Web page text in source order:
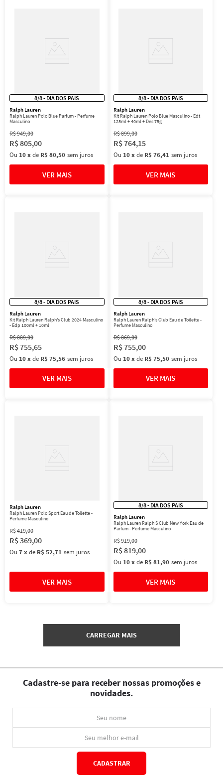
8/8 - DIA DOS PAIS
Ralph Lauren
Ralph Lauren Polo Blue Parfum - Perfume
Masculino
R$949,00
R$805,00
Ou 10xde R$ 80,50 sem juros
8/8 - DIA DOS PAIS
Ralph Lauren
Kit Ralph Lauren Polo Blue Masculino - Edt
125ml + 40ml + Des 75g
R$899,00
R$764,15
Ou 10 xde R$ 76,41 sem juros
8/8 - DIA DOS PAIS
Ralph Lauren
Kit Ralph Lauren Ralph's Club 2024 Masculino
- Edp 100ml + 10ml
R$889,00
R$755,65
Ou 10xde R$ 75,56 sem juros
8/8 - DIA DOS PAIS
Ralph Lauren
Ralph Lauren Ralph's Club Eau de Toilette -
Perfume Masculino
R$869,00
R$755,00
Ou 10 xde R$ 75,50 sem juros
Ralph Lauren
Ralph Lauren Polo Sport Eau de Toilette -
Perfume Masculino
R$419,00
R$369,00
Ou 7xde R$ 52,71 sem juros
8/8 - DIA DOS PAIS
Ralph Lauren
Ralph Lauren Ralph S Club New York Eau de
Parfum - Perfume Masculino
R$919,00
R$819,00
Ou 10 xde R$ 81,90 sem juros
Cadastre-se para receber nossas promoções e
novidades.
CADASTRAR